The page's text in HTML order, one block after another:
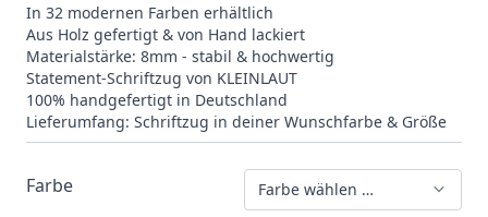
In 32 modernen Farben erhältlich
Aus Holz gefertigt & von Hand lackiert
Materialstärke: 8mm - stabil & hochwertig
Statement-Schriftzug von KLEINLAUT
100% handgefertigt in Deutschland
Lieferumfang: Schriftzug in deiner Wunschfarbe & Größe
Farbe Farbe wählen …